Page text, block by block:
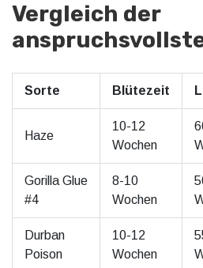
Vergleich der
Sorte Blütezeit
Haze
10-12
Wochen
Gorilla Glue
#4
8-10
Wochen
Durban
Poison
10-12
Wochen